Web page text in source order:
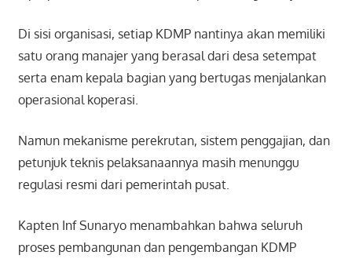
Di sisi organisasi, setiap KDMP nantinya akan memiliki
satu orang manajer yang berasal dari desa setempat
serta enam kepala bagian yang bertugas menjalankan
operasional koperasi.
Namun mekanisme perekrutan, sistem penggajian, dan
petunjuk teknis pelaksanaannya masih menunggu
regulasi resmi dari pemerintah pusat.
Kapten Inf Sunaryo menambahkan bahwa seluruh
proses pembangunan dan pengembangan KDMP